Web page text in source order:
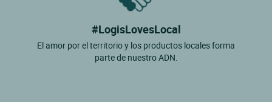
#LogisLovesLocal
El amor por el territorio y los productos locales forma
parte de nuestro ADN.